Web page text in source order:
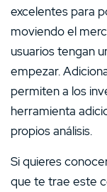
excelentes para
moviendo el
usuarios tengan
empezar.
permiten a los
herramienta
propios análisis.
Si quieres
que te trae este